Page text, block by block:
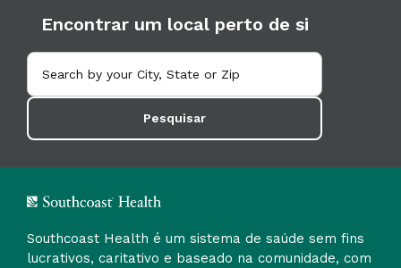
Encontrar um local perto de si
Pesquisar
Southcoast Health é um sistema de saúde sem fins
lucrativos, caritativo e baseado na comunidade, com